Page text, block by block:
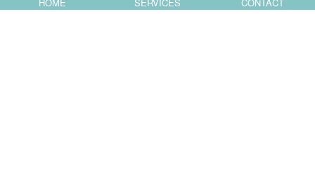
〒871-0007 大分県中津市蛎瀬770